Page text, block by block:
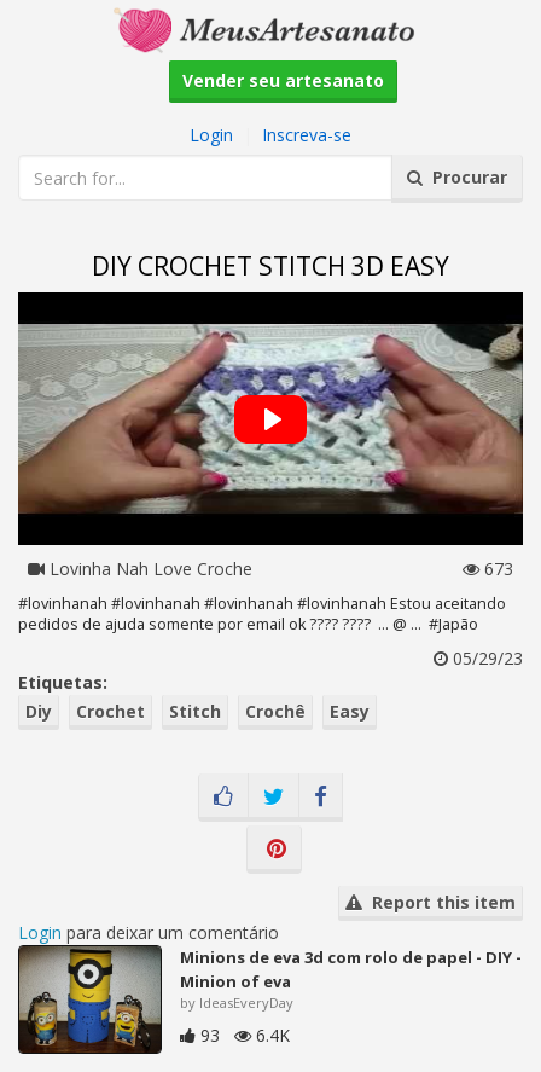
Vender seu artesanato
Login
Inscreva-se
Procurar
DIY CROCHET STITCH 3D EASY
Lovinha Nah Love Croche 673
#lovinhanah #lovinhanah #lovinhanah #lovinhanah Estou aceitando
pedidos de ajuda somente por email ok ???? ???? ... @ ... #Japão
05/29/23
Etiquetas:
Diy
Crochet Stitch Crochê Easy
Report this item
Login para deixar um comentário
Minions de eva 3d com rolo de papel - DIY -
Minion of eva
by IdeasEveryDay
93 6.4K